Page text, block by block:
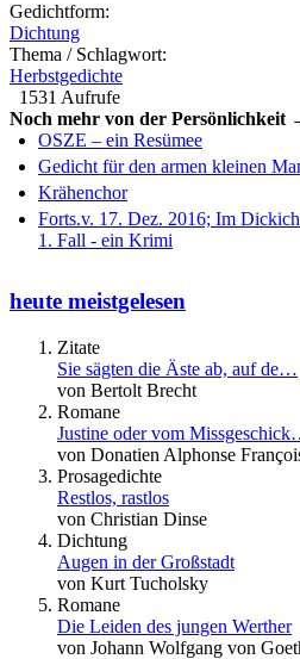
Gedichtform:
Dichtung
Thema / Schlagwort:
Herbstgedichte
1531 Aufrufe
Noch mehr von der Persönlichkeit
OSZE – ein Resümee
Gedicht für den armen kleinen
Krähenchor
Forts.v. 17. Dez. 2016; Im
1. Fall - ein Krimi
heute meistgelesen
Zitate
Sie sägten die Äste ab, auf de…
von Bertolt Brecht
Romane
Justine oder vom
von Donatien Alphonse
Prosagedichte
Restlos, rastlos
von Christian Dinse
Dichtung
Augen in der Großstadt
von Kurt Tucholsky
Romane
Die Leiden des jungen Werther
von Johann Wolfgang von